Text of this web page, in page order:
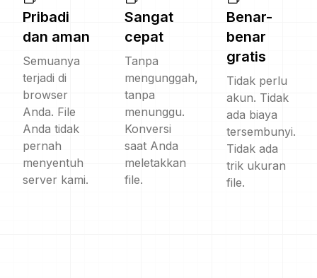
Pribadi
dan aman
Semuanya
terjadi di
browser
Anda. File
Anda tidak
pernah
menyentuh
server kami.
Sangat
cepat
Tanpa
mengunggah,
tanpa
menunggu.
Konversi
saat Anda
meletakkan
file.
Benar-
benar
gratis
Tidak perlu
akun. Tidak
ada biaya
tersembunyi.
Tidak ada
trik ukuran
file.